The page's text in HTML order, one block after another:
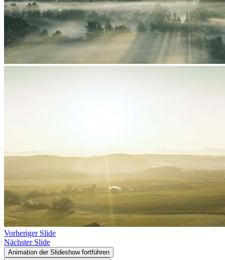
Vorheriger Slide
Nächster Slide
Animation der Slideshow fortführen